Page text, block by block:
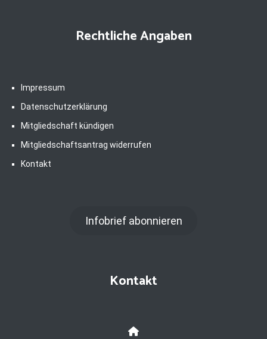
Rechtliche Angaben
Impressum
Datenschutzerklärung
Mitgliedschaft kündigen
Mitgliedschaftsantrag widerrufen
Kontakt
Infobrief abonnieren
Kontakt